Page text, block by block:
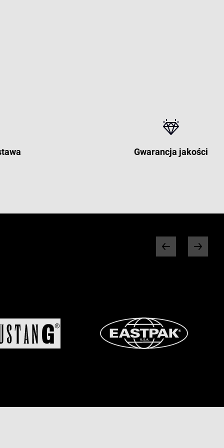
Gwarancja jakości